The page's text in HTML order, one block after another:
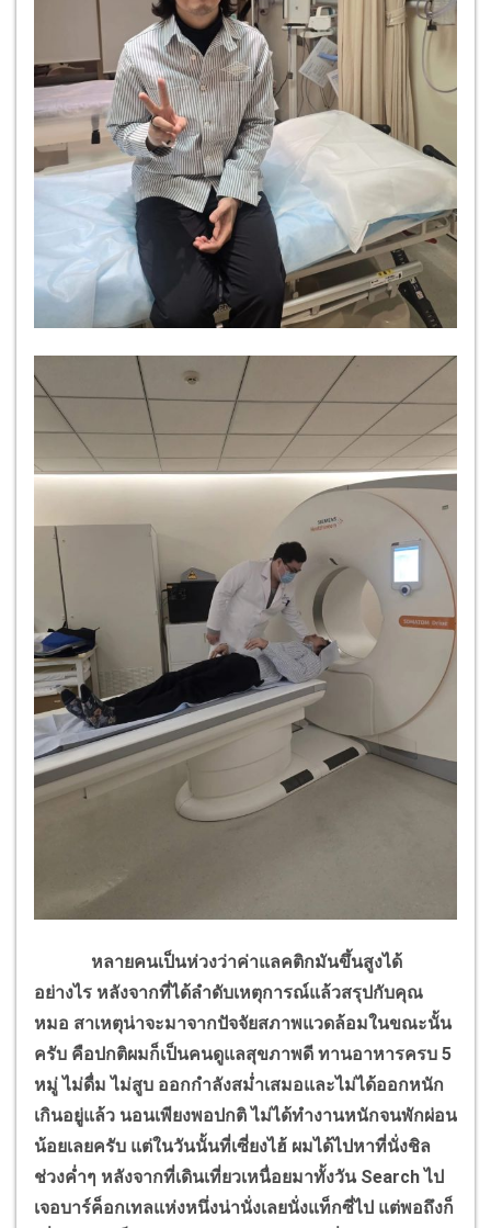
หลายคนเป็นห่วงว่าค่าแลคติกมันขึ้นสูงได้
อย่างไร หลังจากที่ได้ลำดับเหตุการณ์แล้วสรุปกับคุณ
หมอ สาเหตุน่าจะมาจากปัจจัยสภาพแวดล้อมในขณะนั้น
ครับ คือปกติผมก็เป็นคนดูแลสุขภาพดี ทานอาหารครบ 5
หมู่ ไม่ดื่ม ไม่สูบ ออกกำลังสม่ำเสมอและไม่ได้ออกหนัก
เกินอยู่แล้ว นอนเพียงพอปกติ ไม่ได้ทำงานหนักจนพักผ่อน
น้อยเลยครับ แต่ในวันนั้นที่เซี่ยงไฮ้ ผมได้ไปหาที่นั่งชิล
ช่วงค่ำๆ หลังจากที่เดินเที่ยวเหนื่อยมาทั้งวัน Search ไป
เจอบาร์ค็อกเทลแห่งหนึ่งน่านั่งเลยนั่งแท็กซี่ไป แต่พอถึงก็